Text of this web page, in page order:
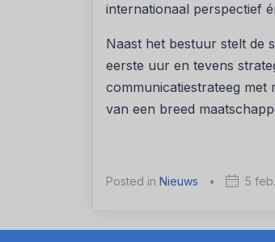
internationaal perspectief
Naast het bestuur stelt de
eerste uur en tevens
communicatiestrateeg
van een breed
Posted in Nieuws • 5